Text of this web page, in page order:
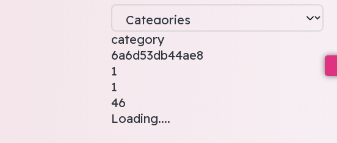
category
6a6d53db44ae8
1
1
46
Loading....